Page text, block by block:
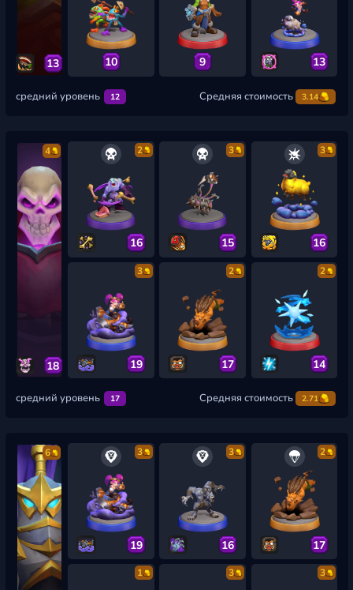
13 10 9 13
средний уровень 12 Средняя стоимость 3.14
4
18
2
16
3
15
3
16
3
19
2
17
2
14
средний уровень 17 Средняя стоимость 2.71
6 3
19
3
16
2
17
1 3 3